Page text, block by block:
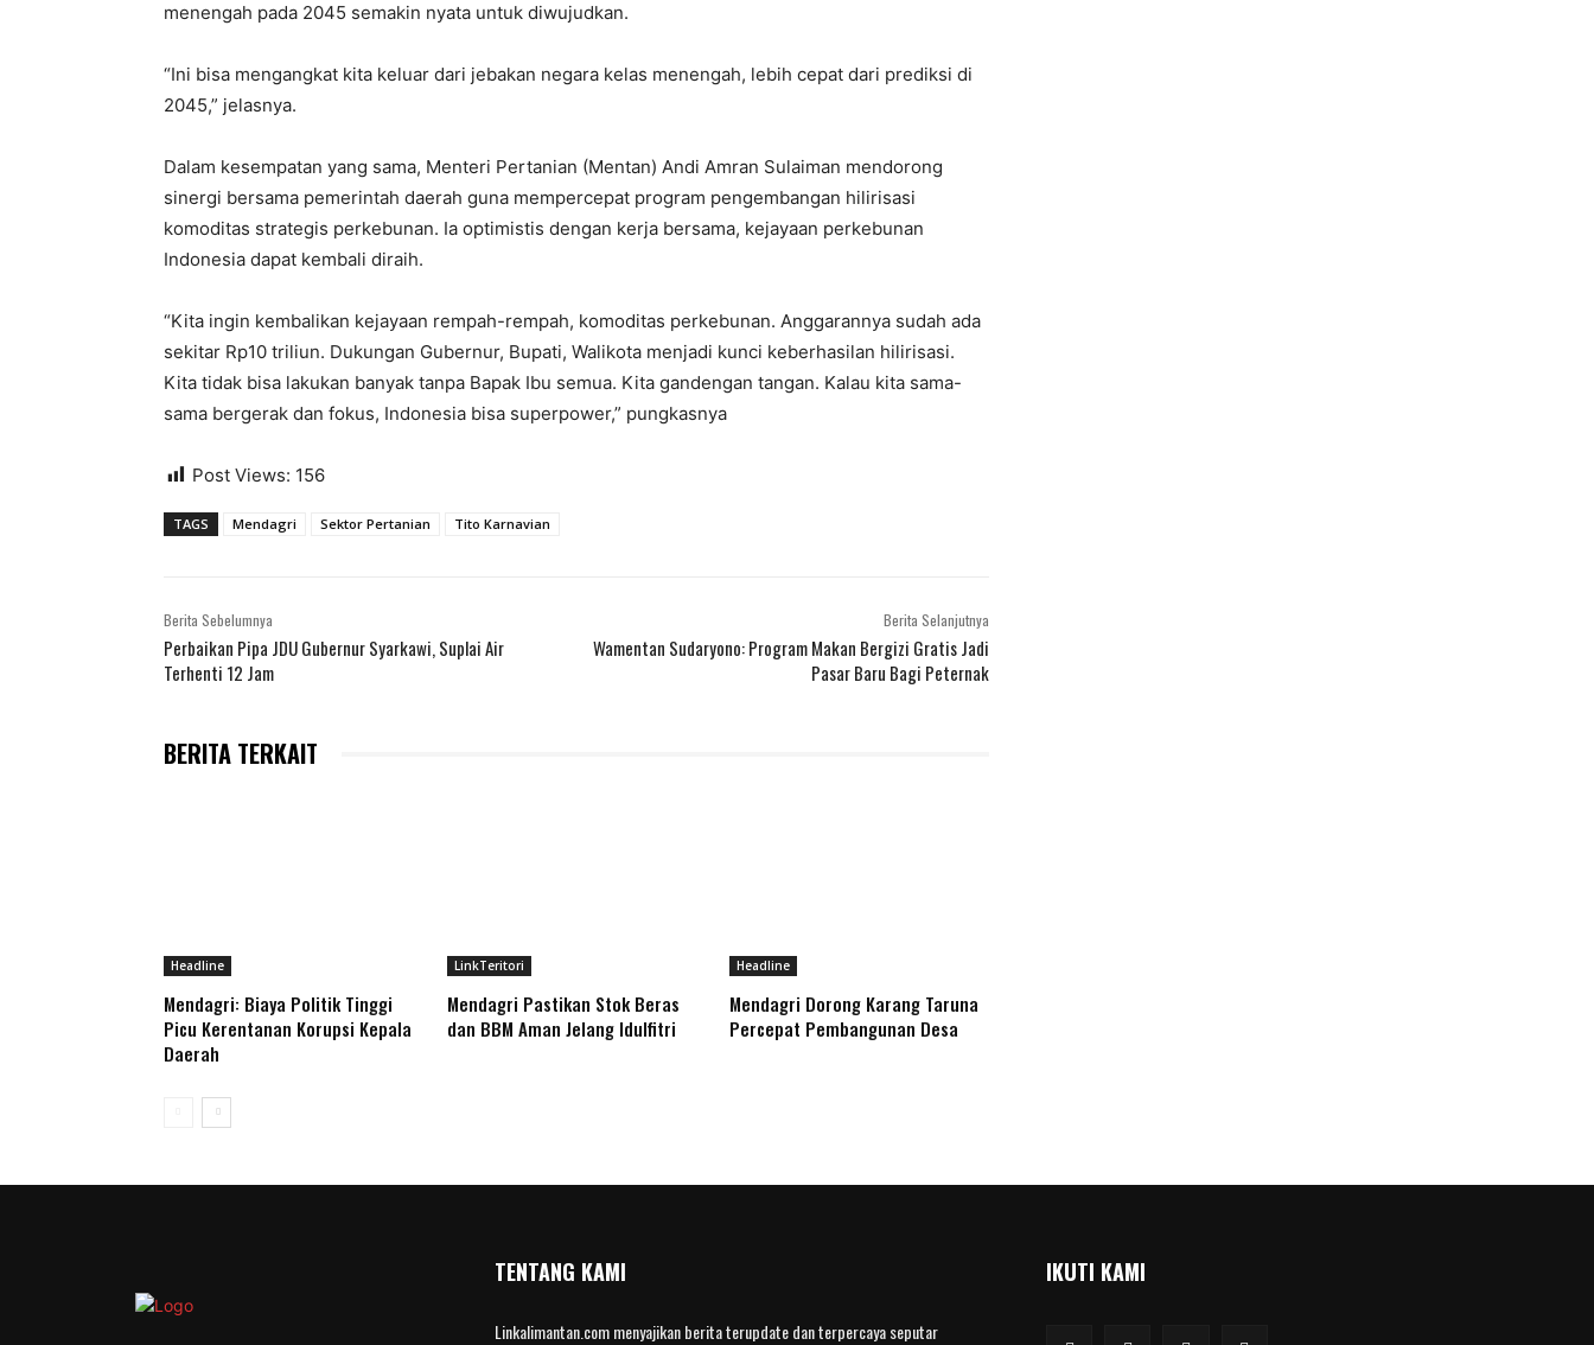
menengah pada 2045 semakin nyata untuk diwujudkan.
“Ini bisa mengangkat kita keluar dari jebakan negara kelas menengah, lebih cepat dari prediksi di
2045,” jelasnya.
Dalam kesempatan yang sama, Menteri Pertanian (Mentan) Andi Amran Sulaiman mendorong
sinergi bersama pemerintah daerah guna mempercepat program pengembangan hilirisasi
komoditas strategis perkebunan. Ia optimistis dengan kerja bersama, kejayaan perkebunan
Indonesia dapat kembali diraih.
“Kita ingin kembalikan kejayaan rempah-rempah, komoditas perkebunan. Anggarannya sudah ada
sekitar Rp10 triliun. Dukungan Gubernur, Bupati, Walikota menjadi kunci keberhasilan hilirisasi.
Kita tidak bisa lakukan banyak tanpa Bapak Ibu semua. Kita gandengan tangan. Kalau kita sama-
sama bergerak dan fokus, Indonesia bisa superpower,” pungkasnya
Post Views: 156
TAGS Mendagri Sektor Pertanian Tito Karnavian
Berita Sebelumnya
Perbaikan Pipa JDU Gubernur Syarkawi, Suplai Air
Terhenti 12 Jam
Berita Selanjutnya
Wamentan Sudaryono: Program Makan Bergizi Gratis Jadi
Pasar Baru Bagi Peternak
BERITA TERKAIT
Headline
Mendagri: Biaya Politik Tinggi
Picu Kerentanan Korupsi Kepala
Daerah
LinkTeritori
Mendagri Pastikan Stok Beras
dan BBM Aman Jelang Idulfitri
Headline
Mendagri Dorong Karang Taruna
Percepat Pembangunan Desa
TENTANG KAMI
Linkalimantan.com menyajikan berita terupdate dan terpercaya seputar
IKUTI KAMI